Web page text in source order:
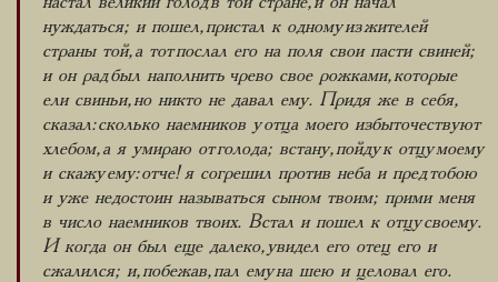
нуждаться; и пошел, пристал к одному из жителей
страны той, а тот послал его на поля свои пасти свиней;
и он рад был наполнить чрево свое рожками, которые
ели свиньи, но никто не давал ему. Придя же в себя,
сказал: сколько наемников у отца моего избыточествуют
хлебом, а я умираю от голода; встану, пойду к отцу моему
и скажу ему: отче! я согрешил против неба и пред тобою
и уже недостоин называться сыном твоим; прими меня
в число наемников твоих. Встал и пошел к отцу своему.
И когда он был еще далеко, увидел его отец его и
сжалился; и, побежав, пал ему на шею и целовал его.